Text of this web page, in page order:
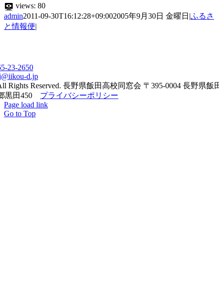
views: 80
admin2011-09-30T16:12:28+09:002005年9月30日 金曜日 |ふるさ
と情報便|
23-2650
d.jp
Rights Reserved. 長野県飯田高校同窓会 〒395-0004 長野県飯
黒田450 プライバシーポリシー
Page load link
Go to Top